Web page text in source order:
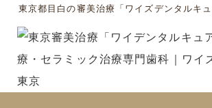
東京都目白の審美治療「ワイズデンタルキ